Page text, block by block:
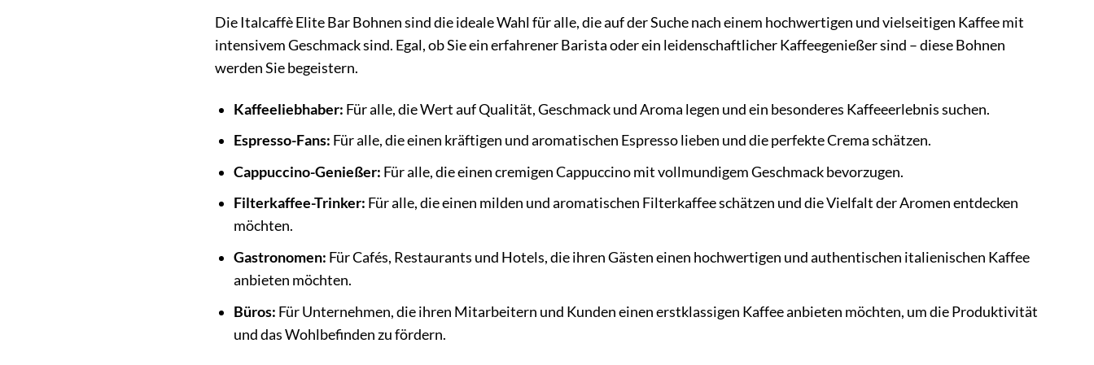
Die Italcaffè Elite Bar Bohnen sind die ideale Wahl für alle, die auf der Suche nach einem hochwertigen und vielseitigen Kaffee mit
intensivem Geschmack sind. Egal, ob Sie ein erfahrener Barista oder ein leidenschaftlicher Kaffeegenießer sind – diese Bohnen
werden Sie begeistern.
Kaffeeliebhaber: Für alle, die Wert auf Qualität, Geschmack und Aroma legen und ein besonderes Kaffeeerlebnis suchen.
Espresso-Fans: Für alle, die einen kräftigen und aromatischen Espresso lieben und die perfekte Crema schätzen.
Cappuccino-Genießer: Für alle, die einen cremigen Cappuccino mit vollmundigem Geschmack bevorzugen.
Filterkaffee-Trinker: Für alle, die einen milden und aromatischen Filterkaffee schätzen und die Vielfalt der Aromen entdecken
möchten.
Gastronomen: Für Cafés, Restaurants und Hotels, die ihren Gästen einen hochwertigen und authentischen italienischen Kaffee
anbieten möchten.
Büros: Für Unternehmen, die ihren Mitarbeitern und Kunden einen erstklassigen Kaffee anbieten möchten, um die Produktivität
und das Wohlbefinden zu fördern.